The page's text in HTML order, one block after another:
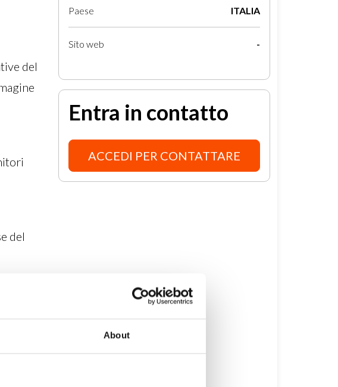
About
del
del
per
Paese ITALIA
Sito web -
Entra in contatto
ACCEDI PER CONTATTARE